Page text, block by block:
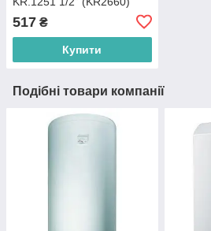
517 ₴
Купити
Подібні товари компанії